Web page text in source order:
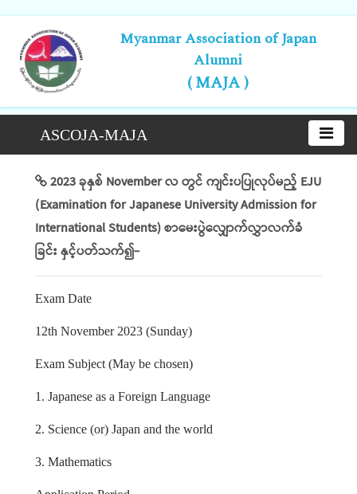
Myanmar Association of Japan
Alumni
( MAJA )
ASCOJA-MAJA
2023 ခုနှစ် November လ တွင် ကျင်းပပြုလုပ်မည့် EJU
(Examination for Japanese University Admission for
International Students) စာမေးပွဲလျှောက်လွှာလက်ခံ
ခြင်း နှင့်ပတ်သက်၍-
Exam Date
12th November 2023 (Sunday)
Exam Subject (May be chosen)
1. Japanese as a Foreign Language
2. Science (or) Japan and the world
3. Mathematics